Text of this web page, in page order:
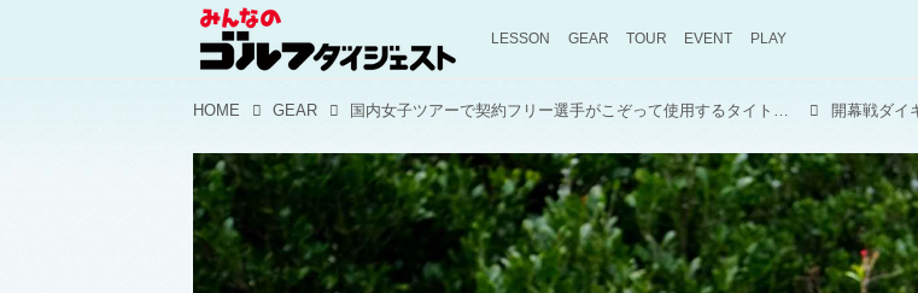
LESSON GEAR TOUR EVENT PLAY
HOME GEAR 国内女子ツアーで契約フリー選手がこぞって使用するタイトリスト『GT』シリーズ！【What's in the Bag?ツアーの現場から旬盛！】